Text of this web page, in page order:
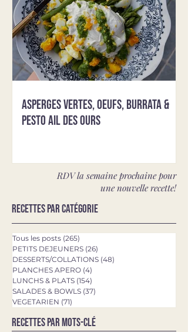
Asperges vertes, oeufs, burrata &
pesto ail des ours
RDV la semaine prochaine pour
une nouvelle recette!
Recettes par catégorie
Tous les posts (265)
PETITS DEJEUNERS (26)
DESSERTS/COLLATIONS (48)
PLANCHES APERO (4)
LUNCHS & PLATS (154)
SALADES & BOWLS (37)
VEGETARIEN (71)
Recettes par mots-clé